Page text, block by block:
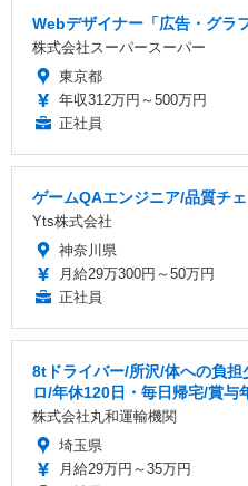
Webデザイナー「広告・グラ
株式会社スーパースーパー
東京都
年収312万円～500万円
正社員
ゲームQAエンジニア/品質チ
Yts株式会社
神奈川県
月給29万300円～50万円
正社員
8tドライバー/所沢/体への負
ロ/年休120日・毎日帰宅/賞与
株式会社丸和運輸機関
埼玉県
月給29万円～35万円